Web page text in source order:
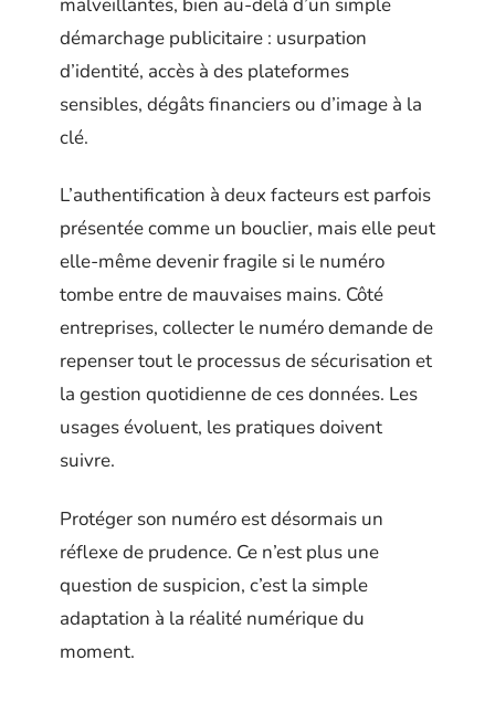
démarchage publicitaire : usurpation
d’identité, accès à des plateformes
sensibles, dégâts financiers ou d’image à la
clé.
L’authentification à deux facteurs est parfois
présentée comme un bouclier, mais elle peut
elle-même devenir fragile si le numéro
tombe entre de mauvaises mains. Côté
entreprises, collecter le numéro demande de
repenser tout le processus de sécurisation et
la gestion quotidienne de ces données. Les
usages évoluent, les pratiques doivent
suivre.
Protéger son numéro est désormais un
réflexe de prudence. Ce n’est plus une
question de suspicion, c’est la simple
adaptation à la réalité numérique du
moment.